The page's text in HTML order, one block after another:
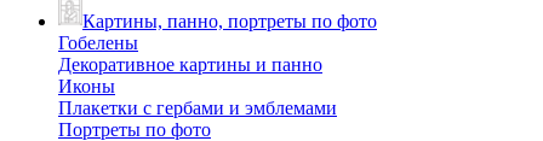
Картины, панно, портреты по фото
Гобелены
Декоративное картины и панно
Иконы
Плакетки с гербами и эмблемами
Портреты по фото